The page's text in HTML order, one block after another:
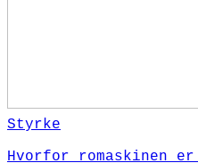
Styrke
Hvorfor romaskinen